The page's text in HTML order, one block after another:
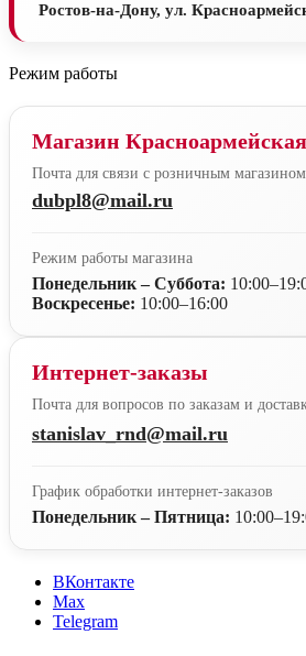
Ростов-на-Дону, ул.
Режим работы
Магазин Красноармейская
Почта для связи с розничным магазином
dubpl8@mail.ru
Режим работы магазина
Понедельник – Суббота:
Воскресенье: 10:00–16:00
Интернет-заказы
Почта для вопросов по заказам и
stanislav_rnd@mail.ru
График обработки интернет-заказов
Понедельник – Пятница:
ВКонтакте
Max
Telegram